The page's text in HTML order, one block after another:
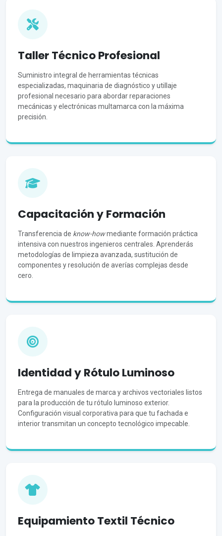
Taller Técnico Profesional
Suministro integral de herramientas técnicas
especializadas, maquinaria de diagnóstico y utillaje
profesional necesario para abordar reparaciones
mecánicas y electrónicas multamarca con la máxima
precisión.
Capacitación y Formación
Transferencia de know-howmediante formación práctica
intensiva con nuestros ingenieros centrales. Aprenderás
metodologías de limpieza avanzada, sustitución de
componentes y resolución de averías complejas desde
cero.
Identidad y Rótulo Luminoso
Entrega de manuales de marca y archivos vectoriales listos
para la producción de tu rótulo luminoso exterior.
Configuración visual corporativa para que tu fachada e
interior transmitan un concepto tecnológico impecable.
Equipamiento Textil Técnico